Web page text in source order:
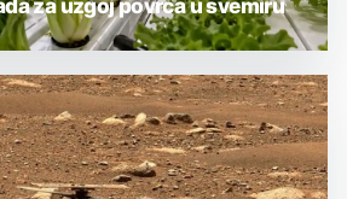
za uzgoj povrća u svemiru